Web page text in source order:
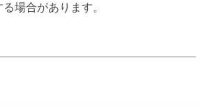
場合があります。